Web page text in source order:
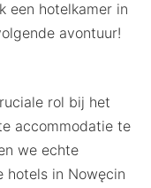
een hotelkamer in
avontuur!
rol bij het
accommodatie te
we echte
hotels in Nowęcin